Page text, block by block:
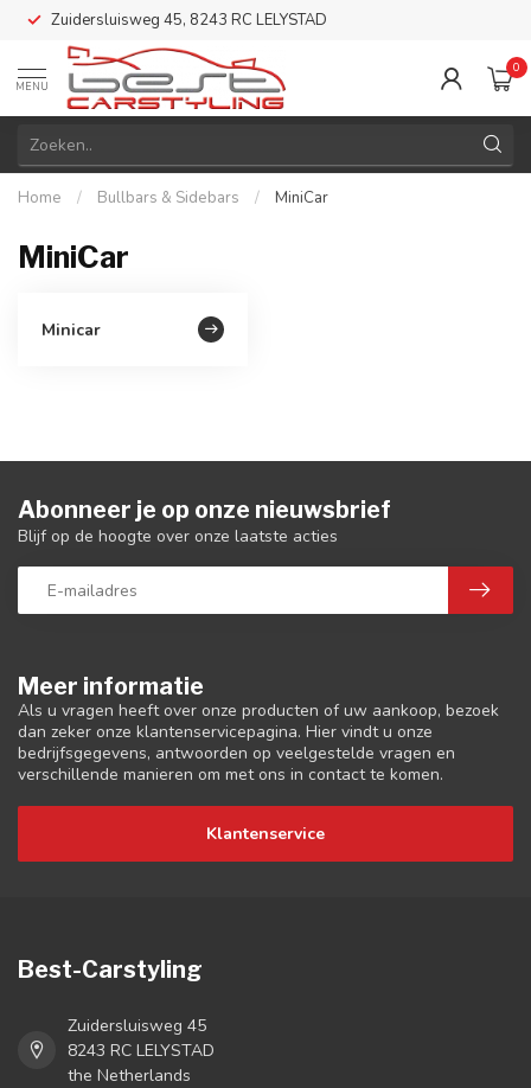
Zuidersluisweg 45, 8243 RC LELYSTAD
MENU
0
Home / Bullbars & Sidebars / MiniCar
MiniCar
Minicar
Meer informatie
Als u vragen heeft over onze producten of uw aankoop, bezoek
dan zeker onze klantenservicepagina. Hier vindt u onze
bedrijfsgegevens, antwoorden op veelgestelde vragen en
verschillende manieren om met ons in contact te komen.
Klantenservice
Abonneer je op onze nieuwsbrief
Blijf op de hoogte over onze laatste acties
Best-Carstyling
Zuidersluisweg 45
8243 RC LELYSTAD
the Netherlands